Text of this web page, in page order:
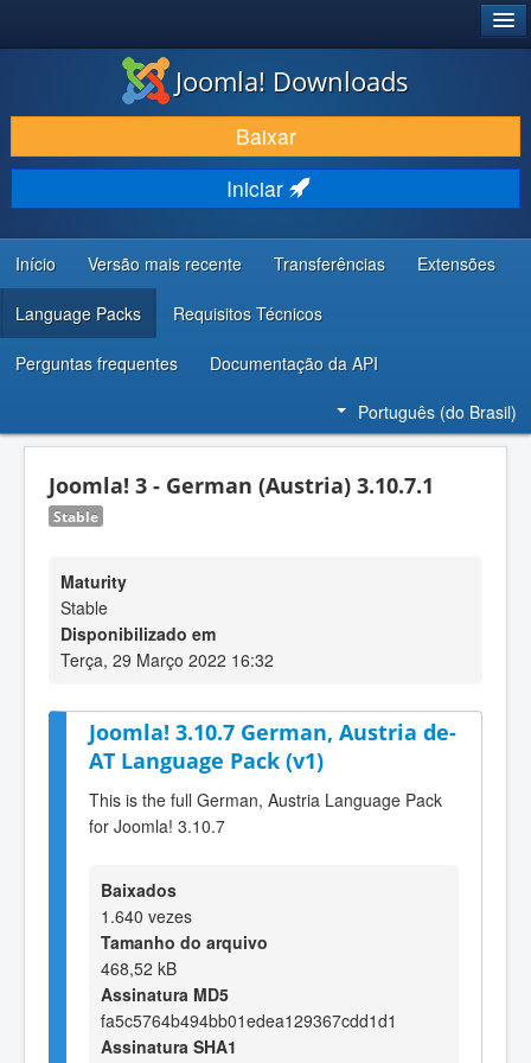
BAIXAR E APRIMORAR
DESCUBRA & APRENDA
COMUNIDADE & SUPORTE
RECURSOS PARA DESENVOLVEDORES
Joomla! Downloads
Baixar
Iniciar
Início Versão mais recente Transferências Extensões
Language Packs Requisitos Técnicos
Perguntas frequentes Documentação da API
Português (do Brasil)
Joomla! 3 - German (Austria) 3.10.7.1
Stable
Maturity
Stable
Disponibilizado em
Terça, 29 Março 2022 16:32
Joomla! 3.10.7 German, Austria de-
AT Language Pack (v1)
This is the full German, Austria Language Pack
for Joomla! 3.10.7
Baixados
1.640 vezes
Tamanho do arquivo
468,52 kB
Assinatura MD5
fa5c5764b494bb01edea129367cdd1d1
Assinatura SHA1